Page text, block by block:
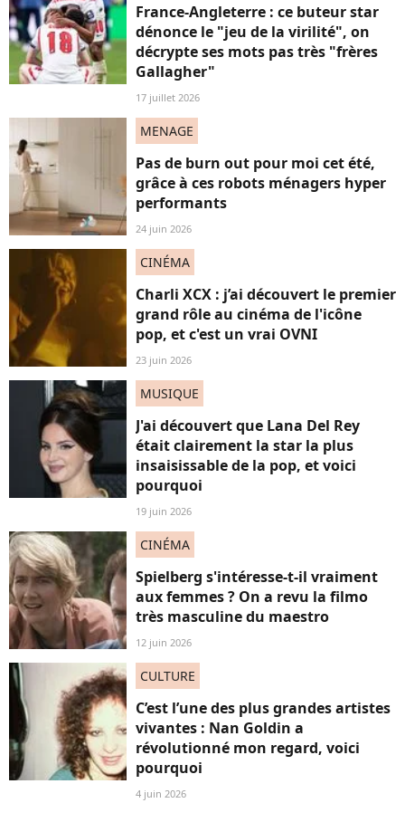
France-Angleterre : ce buteur star
dénonce le "jeu de la virilité", on
décrypte ses mots pas très "frères
Gallagher"
17 juillet 2026
MENAGE
Pas de burn out pour moi cet été,
grâce à ces robots ménagers hyper
performants
24 juin 2026
CINÉMA
Charli XCX : j’ai découvert le premier
grand rôle au cinéma de l'icône
pop, et c'est un vrai OVNI
23 juin 2026
MUSIQUE
J'ai découvert que Lana Del Rey
était clairement la star la plus
insaisissable de la pop, et voici
pourquoi
19 juin 2026
CINÉMA
Spielberg s'intéresse-t-il vraiment
aux femmes ? On a revu la filmo
très masculine du maestro
12 juin 2026
CULTURE
C’est l’une des plus grandes artistes
vivantes : Nan Goldin a
révolutionné mon regard, voici
pourquoi
4 juin 2026